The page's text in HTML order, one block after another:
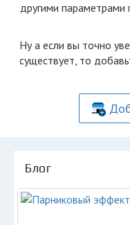
другими параметрами
Ну а если вы точно
существует, то
Блог